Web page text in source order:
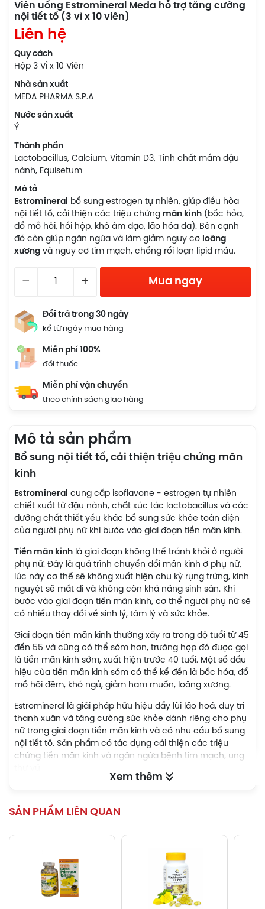
Viên uống Estromineral Meda hỗ trợ tăng cường
nội tiết tố (3 vỉ x 10 viên)
Liên hệ
Quy cách
Hộp 3 Vỉ x 10 Viên
Nhà sản xuất
MEDA PHARMA S.P.A
Nước sản xuất
Ý
Thành phần
Lactobacillus, Calcium, Vitamin D3, Tinh chất mầm đậu
nành, Equisetum
Mô tả
Estromineral bổ sung estrogen tự nhiên, giúp điều hòa
nội tiết tố, cải thiện các triệu chứng mãn kinh (bốc hỏa,
đổ mồ hôi, hồi hộp, khô âm đạo, lão hóa da). Bên cạnh
đó còn giúp ngăn ngừa và làm giảm nguy cơ loãng
xương và nguy cơ tim mạch, chống rối loạn lipid máu.
– + Mua ngay
Đổi trả trong 30 ngày
kể từ ngày mua hàng
Miễn phí 100%
đổi thuốc
Miễn phí vận chuyển
theo chính sách giao hàng
Mô tả sản phẩm
Bổ sung nội tiết tố, cải thiện triệu chứng mãn
kinh
Estromineral cung cấp isoflavone - estrogen tự nhiên
chiết xuất từ đậu nành, chất xúc tác lactobacillus và các
dưỡng chất thiết yếu khác bổ sung sức khỏe toàn diện
của người phụ nữ khi bước vào giai đoạn tiền mãn kinh.
Tiền mãn kinh là giai đoạn không thể tránh khỏi ở người
phụ nữ. Đây là quá trình chuyển đổi mãn kinh ở phụ nữ,
lúc này cơ thể sẽ không xuất hiện chu kỳ rụng trứng, kinh
nguyệt sẽ mất đi và không còn khả năng sinh sản. Khi
bước vào giai đoạn tiền mãn kinh, cơ thể người phụ nữ sẽ
có nhiều thay đổi về sinh lý, tâm lý và sức khỏe.
Giai đoạn tiền mãn kinh thường xảy ra trong độ tuổi từ 45
đến 55 và cũng có thể sớm hơn, trường hợp đó được gọi
là tiền mãn kinh sớm, xuất hiện trước 40 tuổi. Một số dấu
hiệu của tiền mãn kinh sớm có thể kể đến là bốc hỏa, đổ
mồ hôi đêm, khó ngủ, giảm ham muốn, loãng xương.
Estromineral là giải pháp hữu hiệu đẩy lùi lão hoá, duy trì
thanh xuân và tăng cường sức khỏe dành riêng cho phụ
nữ trong giai đoạn tiền mãn kinh và có nhu cầu bổ sung
nội tiết tố. Sản phẩm có tác dụng cải thiện các triệu
chứng tiền mãn kinh và ngăn ngừa bệnh tim mạch, ung
Nội tiết tố hay còn gọi làhormone estrogen
tác dụng điều hoà sinh lý, quyết định các đặc điểm hình
lớn tuổi thì lượng nội tiết tố càng giảm.
Estromineral chứa chiết xuất từ mầm đậu nành, là nguồn
cung cấp isoflavone dồi dào. Đây là một chất có cấu
trúc gần giống với hormone estrogen, hoạt động tương
Xem thêm
SẢN PHẨM LIÊN QUAN